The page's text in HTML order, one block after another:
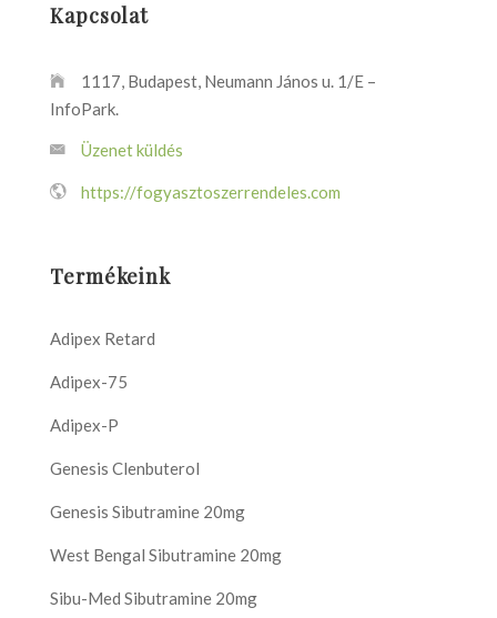
Kapcsolat
1117, Budapest, Neumann János u. 1/E –
InfoPark.
Üzenet küldés
https://fogyasztoszerrendeles.com
Termékeink
Adipex Retard
Adipex-75
Adipex-P
Genesis Clenbuterol
Genesis Sibutramine 20mg
West Bengal Sibutramine 20mg
Sibu-Med Sibutramine 20mg